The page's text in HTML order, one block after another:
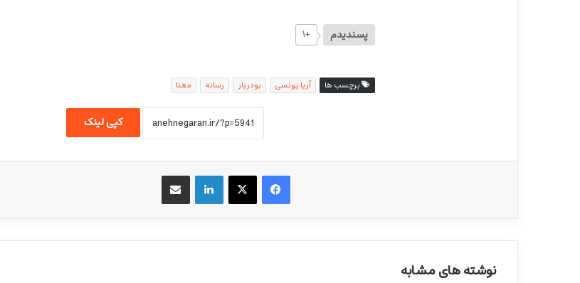
پسندیدم +۱
برچسب ها آریا یونسی بودریار رسانه معنا
کپی لینک
فیسبوک X لینکداین
نوشته های مشابه